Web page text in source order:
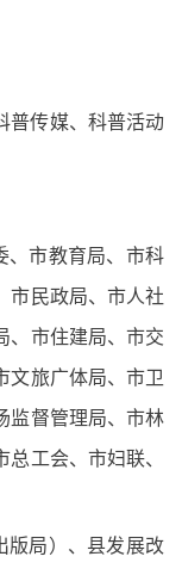
普传媒、科普活动
、市教育局、市科
市民政局、市人社
、市住建局、市交
文旅广体局、市卫
监督管理局、市林
工会、市妇联、
版局）、县发展改